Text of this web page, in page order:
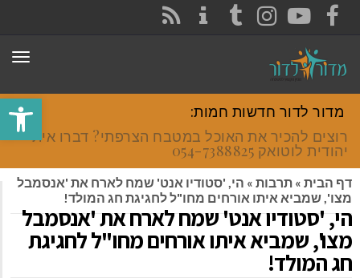
פתח
FACEBOOK
YOUTUBE
INSTAGRAM
TUMBLR
מדור לדור חדשות חמות:
רוצים להכיר את האוכל במטבח הצרפתי? דברו איתי
יהודית לוטואק 054-7388825.
דף הבית » תרבות » הי, 'סטודיו אנט' שמח לארח את 'אנסמבל
מצו', שמביא איתו אורחים מחו"ל לחגיגת חג המולד!
הי, 'סטודיו אנט' שמח לארח את 'אנסמבל
מצו', שמביא איתו אורחים מחו"ל לחגיגת
חג המולד!